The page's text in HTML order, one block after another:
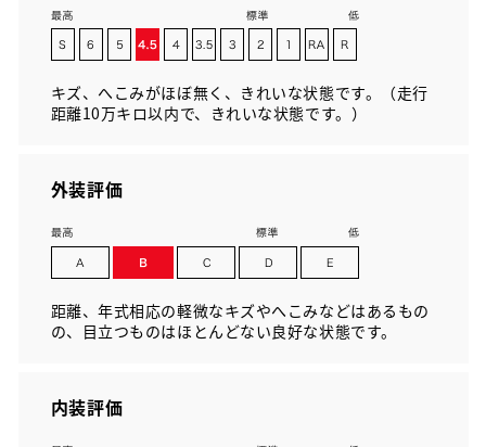
キズ、へこみがほぼ無く、きれいな状態です。（走行
距離10万キロ以内で、きれいな状態です。）
外装評価
距離、年式相応の軽微なキズやへこみなどはあるもの
の、目立つものはほとんどない良好な状態です。
内装評価